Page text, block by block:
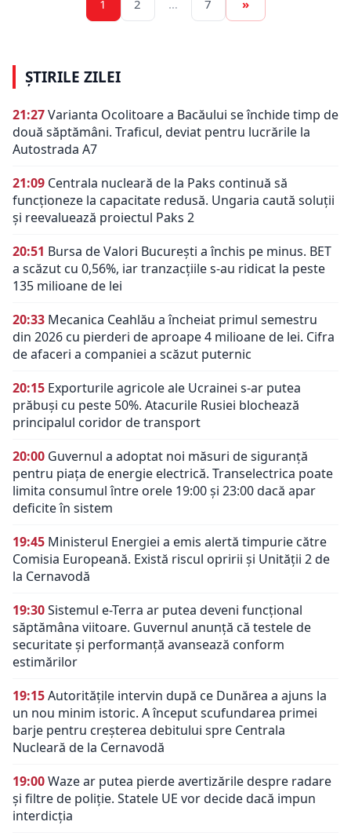
1 2 … 7 »
ȘTIRILE ZILEI
21:27Varianta Ocolitoare a Bacăului se închide timp de
două săptămâni. Traficul, deviat pentru lucrările la
Autostrada A7
21:09 Centrala nucleară de la Paks continuă să
funcționeze la capacitate redusă. Ungaria caută soluții
și reevaluează proiectul Paks 2
20:51 Bursa de Valori București a închis pe minus. BET
a scăzut cu 0,56%, iar tranzacțiile s-au ridicat la peste
135 milioane de lei
20:33 Mecanica Ceahlău a încheiat primul semestru
din 2026 cu pierderi de aproape 4 milioane de lei. Cifra
de afaceri a companiei a scăzut puternic
20:15 Exporturile agricole ale Ucrainei s-ar putea
prăbuși cu peste 50%. Atacurile Rusiei blochează
principalul coridor de transport
20:00 Guvernul a adoptat noi măsuri de siguranță
pentru piața de energie electrică. Transelectrica poate
limita consumul între orele 19:00 și 23:00 dacă apar
deficite în sistem
19:45 Ministerul Energiei a emis alertă timpurie către
Comisia Europeană. Există riscul opririi și Unității 2 de
la Cernavodă
19:30Sistemul e-Terra ar putea deveni funcțional
săptămâna viitoare. Guvernul anunță că testele de
securitate și performanță avansează conform
estimărilor
19:15Autoritățile intervin după ce Dunărea a ajuns la
un nou minim istoric. A început scufundarea primei
barje pentru creșterea debitului spre Centrala
Nucleară de la Cernavodă
19:00Waze ar putea pierde avertizările despre radare
și filtre de poliție. Statele UE vor decide dacă impun
interdicția